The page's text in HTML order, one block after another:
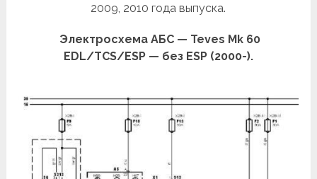
2009, 2010 года выпуска.
Электросхема АБС — Teves Mk 60
EDL/TCS/ESP — без ESP (2000-).